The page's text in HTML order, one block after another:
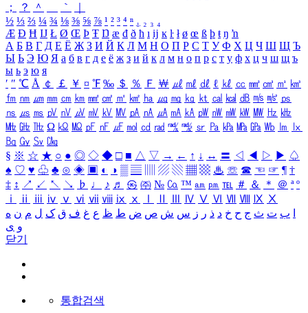
；
？ ＾ ｀
½ ⅓ ⅔ ¼ ¾ ⅛ ⅜ ⅝ ⅞ ¹ ² ³ ⁴ ⁿ ₁ ₂ ₃ ₄
Æ Ð Ħ Ĳ Ł Ø Œ Þ Ŧ Ŋ æ đ ð ħ ı ĳ ĸ ŀ ł ø œ ß þ ŧ ŋ ŉ
А Б В Г Д Е Ё Ж З И Й К Л М Н О П Р С Т У Ф Х Ц Ч Ш Щ Ъ
Ы Ь Э Ю Я а б в г д е ё ж з и й к л м н о п р с т у ф х ц ч ш щ ъ
ы ь э ю я
′ ″ ℃ Å ￠ ￡ ￥ ¤ ℉ ‰ ＄ ％ Ｆ ￦ ㎕ ㎖ ㎗ ℓ ㎘ ㏄ ㎣ ㎤ ㎥ ㎦
㎙ ㎚ ㎛ ㎜ ㎝ ㎞ ㎟ ㎠ ㎡ ㎢ ㏊ ㎍ ㎎ ㎏ ㏏ ㎈ ㎉ ㏈ ㎧ ㎨ ㎰
㎱ ㎲ ㎳ ㎴ ㎵ ㎶ ㎷ ㎸ ㎹ ㎀ ㎁ ㎂ ㎃ ㎄ ㎺ ㎻ ㎽ ㎾ ㎿ ㎐ ㎑
㎒ ㎓ ㎔ Ω ㏀ ㏁ ㎊ ㎋ ㎌ ㏖ ㏅ ㎭ ㎮ ㎯ ㏛ ㎩ ㎪ ㎫ ㎬ ㏝ ㏐
㏓
㏃ ㏉ ㏜ ㏆
§ ※ ☆ ★ ○ ● ◎ ◇ ◆ □ ■ △ ▽ → ← ↑ ↓ ↔ 〓 ◁ ◀ ▷ ▶ ♤
♠ ♡ ♥ ♧ ♣ ⊙ ◈ ▣ ◐ ◑ ▒ ▤ ▨ ▧ ▦ ▩ ♨ ☏ ☎ ☜ ☞ ¶ †
‡ ↕ ↗ ↙ ↖ ↘ ♭ ♩ ♪ ♬ ㉿ ㈜ № ㏇ ™ ㏂ ㏘ ℡ ＃ ＆ ＊ ＠ ª º
ⅰ
ⅱ ⅲ ⅳ ⅴ ⅵ ⅶ ⅷ ⅸ ⅹ Ⅳ Ⅴ Ⅵ Ⅶ Ⅷ Ⅸ Ⅹ
ب ت ث ج ح خ د ذ ر ز س ش ص ض ط ظ ع غ ف ق ک ل م ن ه
و ی
닫기
통합검색